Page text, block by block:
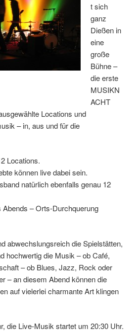
t sich
ganz
Dießen in
eine
große
Bühne –
die erste
MUSIKN
ACHT
Locations und
– in, aus und für die
Locations.
können live dabei sein.
natürlich ebenfalls genau 12
Abends – Orts-Durchquerung
abwechslungsreich die Spielstätten,
hochwertig die Musik – ob Café,
– ob Blues, Jazz, Rock oder
– an diesem Abend können die
auf vielerlei charmante Art klingen
die Live-Musik startet um 20:30 Uhr.